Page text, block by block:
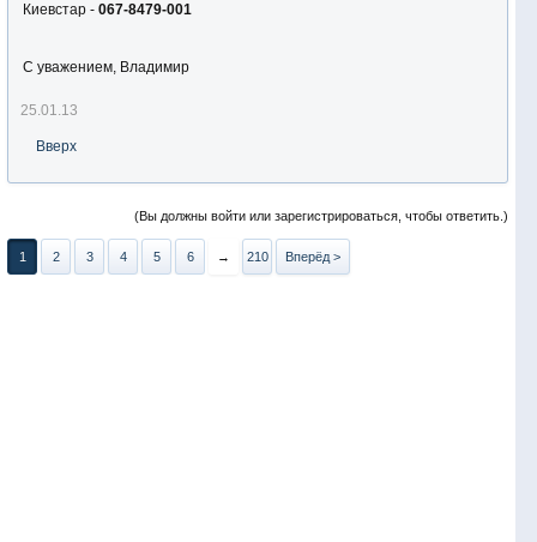
Киевстар - 067-8479-001
С уважением, Владимир
25.01.13
Вверх
(Вы должны войти или зарегистрироваться, чтобы ответить.)
1 2 3 4 5 6 → 210 Вперёд >